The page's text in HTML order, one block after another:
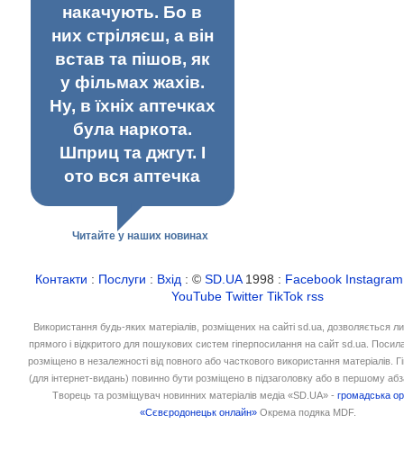
накачують. Бо в
них стріляєш, а він
встав та пішов, як
у фільмах жахів.
Ну, в їхніх аптечках
була наркота.
Шприц та джгут. І
ото вся аптечка
Читайте у наших новинах
Контакти : Послуги : Вхід : ©SD.UA1998 : Facebook Instagram
YouTube Twitter TikTok rss
Використання будь-яких матеріалів, розміщених на сайті sd.ua, дозволяється
прямого і відкритого для пошукових систем гіперпосилання на сайт sd.ua.
розміщено в незалежності від повного або часткового використання матеріалів.
(для інтернет-видань) повинно бути розміщено в підзаголовку або в першому
Творець та розміщувач новинних матеріалів медіа «SD.UA» -громадська
«Сєвєродонецьк онлайн» Окрема подяка MDF.